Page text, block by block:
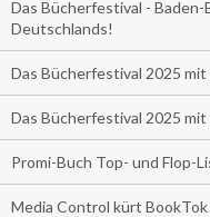
Das Bücherfestival -
Deutschlands!
Das Bücherfestival 2025 mit
Das Bücherfestival 2025
Promi-Buch Top- und Flop-
Media Control kürt